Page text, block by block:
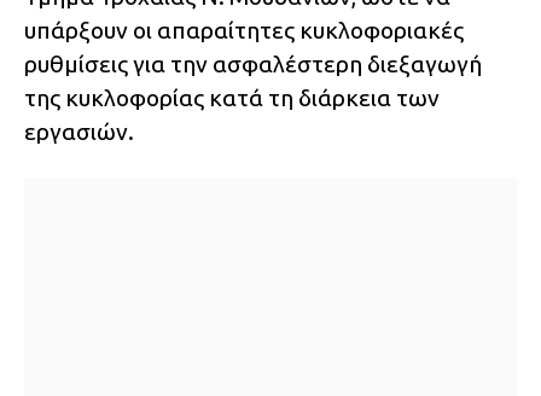
υπάρξουν οι απαραίτητες κυκλοφοριακές
ρυθμίσεις για την ασφαλέστερη διεξαγωγή
της κυκλοφορίας κατά τη διάρκεια των
εργασιών.